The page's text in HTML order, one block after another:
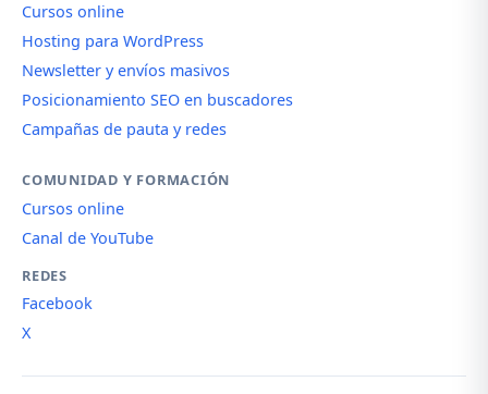
Cursos online
Hosting para WordPress
Newsletter y envíos masivos
Posicionamiento SEO en buscadores
Campañas de pauta y redes
COMUNIDAD Y FORMACIÓN
Cursos online
Canal de YouTube
REDES
Facebook
X